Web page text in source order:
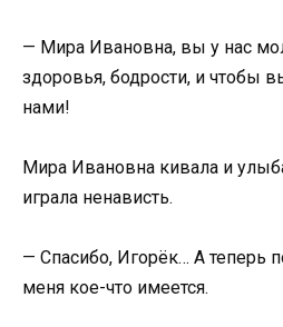
— Мира Ивановна, вы у нас
здоровья, бодрости, и чтобы
нами!
Мира Ивановна кивала и
играла ненависть.
— Спасибо, Игорёк… А теперь
меня кое-что имеется.